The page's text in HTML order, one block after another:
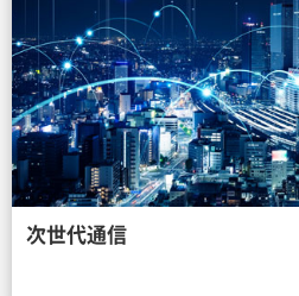
次世代通信